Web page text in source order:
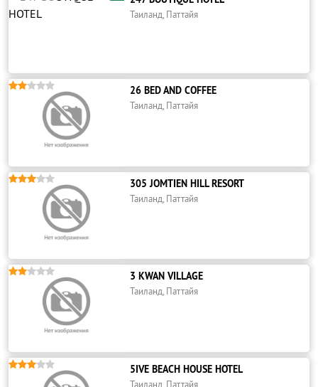
Таиланд, Паттайя
 26 BED AND COFFEE
Таиланд, Паттайя
 305 JOMTIEN HILL RESORT
Таиланд, Паттайя
 3 KWAN VILLAGE
Таиланд, Паттайя
 5IVE BEACH HOUSE HOTEL
Таиланд, Паттайя